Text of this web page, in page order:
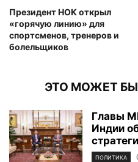
Президент НОК открыл
«горячую линию» для
спортсменов, тренеров и
болельщиков
ЭТО МОЖЕТ
Главы
Индии
ПОЛИТИКА